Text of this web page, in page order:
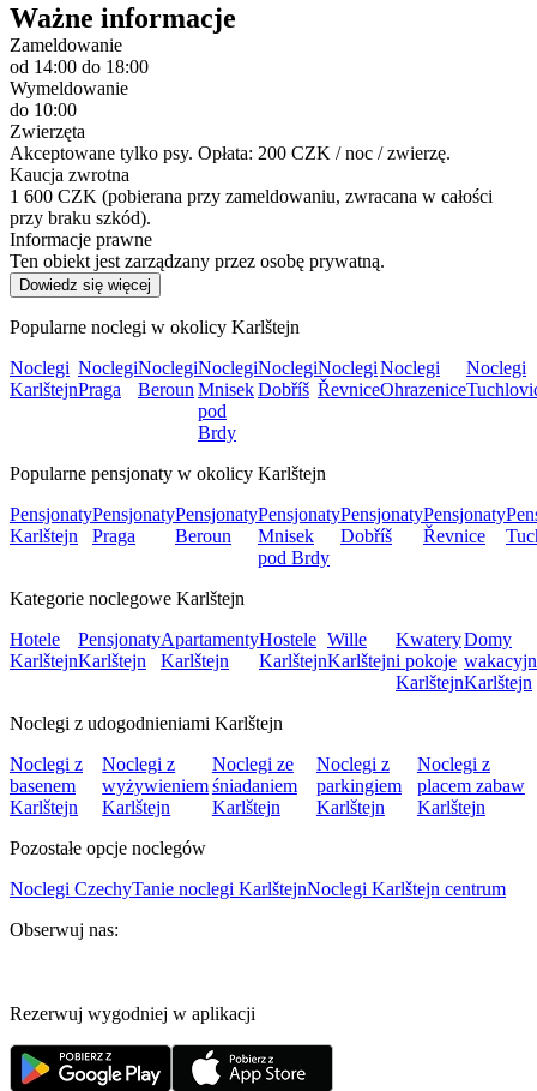
Ważne informacje
Zameldowanie
od 14:00 do 18:00
Wymeldowanie
do 10:00
Zwierzęta
Akceptowane tylko psy. Opłata: 200 CZK / noc / zwierzę.
Kaucja zwrotna
1 600 CZK (pobierana przy zameldowaniu, zwracana w całości
przy braku szkód).
Informacje prawne
Ten obiekt jest zarządzany przez osobę prywatną.
Dowiedz się więcej
Popularne noclegi w okolicy Karlštejn
Noclegi
Karlštejn
Noclegi
Praga
Noclegi
Beroun
Noclegi
Mnisek
pod
Brdy
Noclegi
Dobříš
Noclegi
Řevnice
Noclegi
Ohrazenice
Noclegi
Popularne pensjonaty w okolicy Karlštejn
Pensjonaty
Karlštejn
Pensjonaty
Praga
Pensjonaty
Beroun
Pensjonaty
Mnisek
pod Brdy
Pensjonaty
Dobříš
Pensjonaty
Řevnice
Kategorie noclegowe Karlštejn
Hotele
Karlštejn
Pensjonaty
Karlštejn
Apartamenty
Karlštejn
Hostele
Karlštejn
Wille
Karlštejn
Kwatery
i pokoje
Karlštejn
Domy
Karlštejn
Noclegi z udogodnieniami Karlštejn
Noclegi z
basenem
Karlštejn
Noclegi z
wyżywieniem
Karlštejn
Noclegi ze
śniadaniem
Karlštejn
Noclegi z
parkingiem
Karlštejn
Noclegi z
placem zabaw
Karlštejn
Pozostałe opcje noclegów
Noclegi CzechyTanie noclegi KarlštejnNoclegi Karlštejn centrum
Obserwuj nas:
Rezerwuj wygodniej w aplikacji